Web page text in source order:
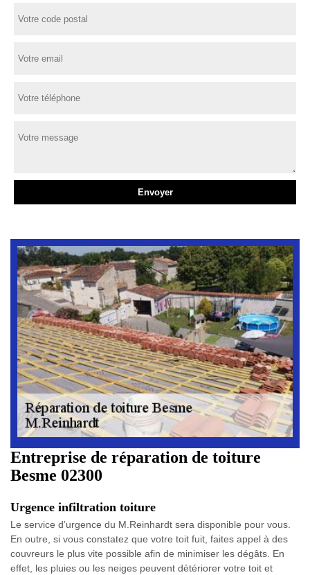
Entreprise de réparation de toiture
Besme 02300
Urgence infiltration toiture
Le service d’urgence du M.Reinhardt sera disponible pour vous.
En outre, si vous constatez que votre toit fuit, faites appel à des
couvreurs le plus vite possible afin de minimiser les dégâts. En
effet, les pluies ou les neiges peuvent détériorer votre toit et